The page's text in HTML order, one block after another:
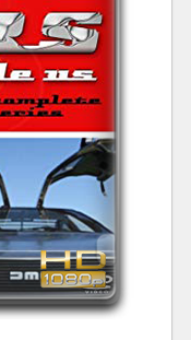
فرهنگ / هنر
کیهان / نجوم
مسابقات / ورزشی
مستند های اختصاصی